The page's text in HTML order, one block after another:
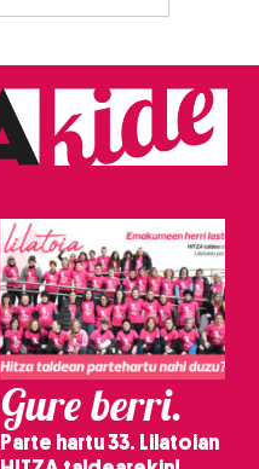
Gure berri.
Parte hartu 33. Lilatoian